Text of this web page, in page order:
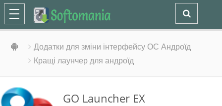
Додатки для зміни інтерфейсу ОС Андроїд
Кращі лаунчер для андроїд
GO Launcher EX